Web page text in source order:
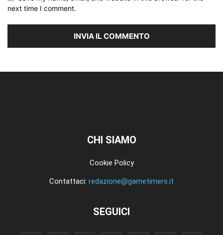
next time I comment.
CHI SIAMO
Cookie Policy
Contattaci: redazione@gametimers.it
SEGUICI